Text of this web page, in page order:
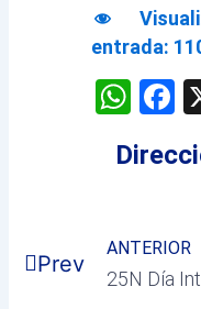
entrada:
Prev
ANTERIOR